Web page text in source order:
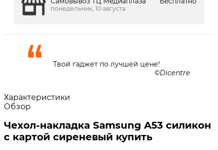
понедельник, 10 августа
Твой гаджет по лучшей цене!
Dicentre
Характеристики
Обзор
Чехол-накладка Samsung A53 силикон
с картой сиреневый купить